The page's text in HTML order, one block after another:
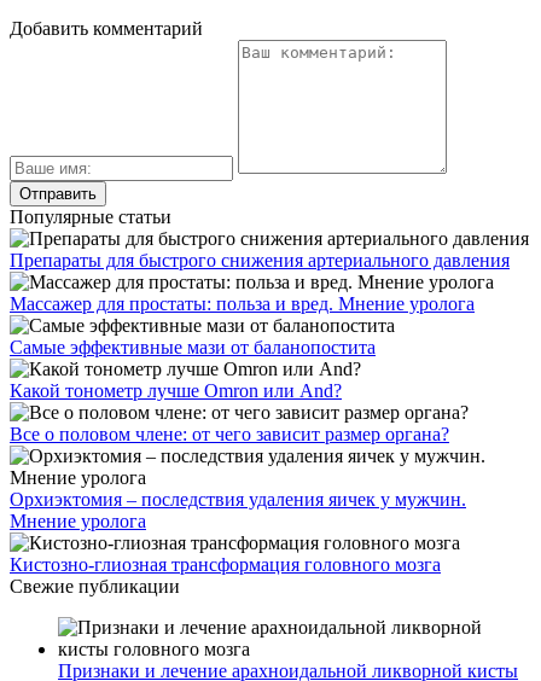
Добавить комментарий
Популярные статьи
Препараты для быстрого снижения артериального давления
Массажер для простаты: польза и вред. Мнение уролога
Самые эффективные мази от баланопостита
Какой тонометр лучше Omron или And?
Все о половом члене: от чего зависит размер органа?
Орхиэктомия – последствия удаления яичек у мужчин.
Мнение уролога
Кистозно-глиозная трансформация головного мозга
Свежие публикации
Признаки и лечение арахноидальной ликворной кисты